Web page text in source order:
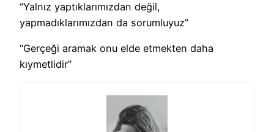
“Yalnız yaptıklarımızdan değil,
yapmadıklarımızdan da sorumluyuz”
“Gerçeği aramak onu elde etmekten daha
kıymetlidir”